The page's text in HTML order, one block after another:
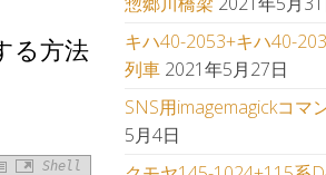
る方法
Shell
キハ40-2053+キハ40-
列車 2021年5月27日
SNS用imagemagickコマ
5月4日